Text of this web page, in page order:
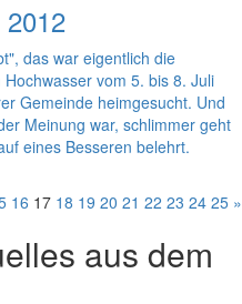
das war eigentlich die
vom 5. bis 8. Juli
Gemeinde heimgesucht. Und
Meinung war, schlimmer geht
eines Besseren belehrt.
16 17 18 19 20 21 22 23 24 25 »
aus dem